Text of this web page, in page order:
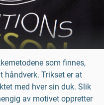
som finnes,
Trikset er at
med hver sin duk. Slik
av motivet oppretter